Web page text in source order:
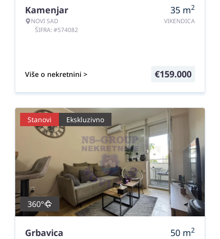
Kamenjar
NOVI SAD
ŠIFRA: #574082
35 m2
VIKENDICA
Više o nekretnini > €159.000
Stanovi Ekskluzivno
360°
Grbavica 50 m2